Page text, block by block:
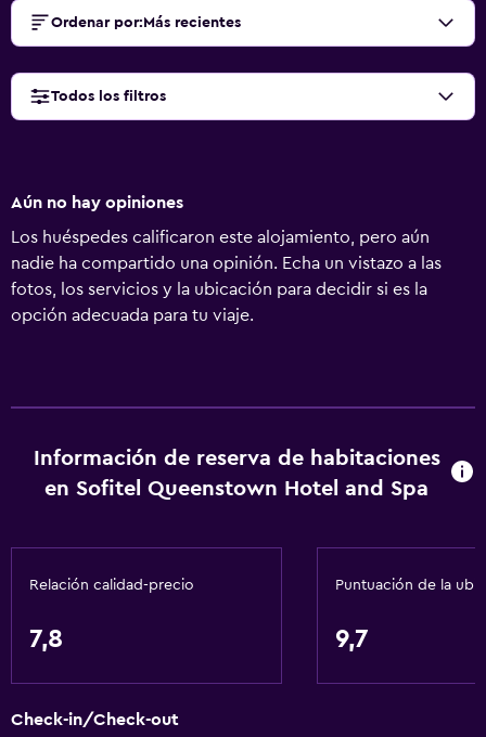
Ordenar por: Más recientes
Todos los filtros
Aún no hay opiniones
Los huéspedes calificaron este alojamiento, pero aún
nadie ha compartido una opinión. Echa un vistazo a las
fotos, los servicios y la ubicación para decidir si es la
opción adecuada para tu viaje.
Información de reserva de habitaciones
en Sofitel Queenstown Hotel and Spa
Relación calidad-precio
7,8
Puntuación de la
9,7
Check-in/Check-out